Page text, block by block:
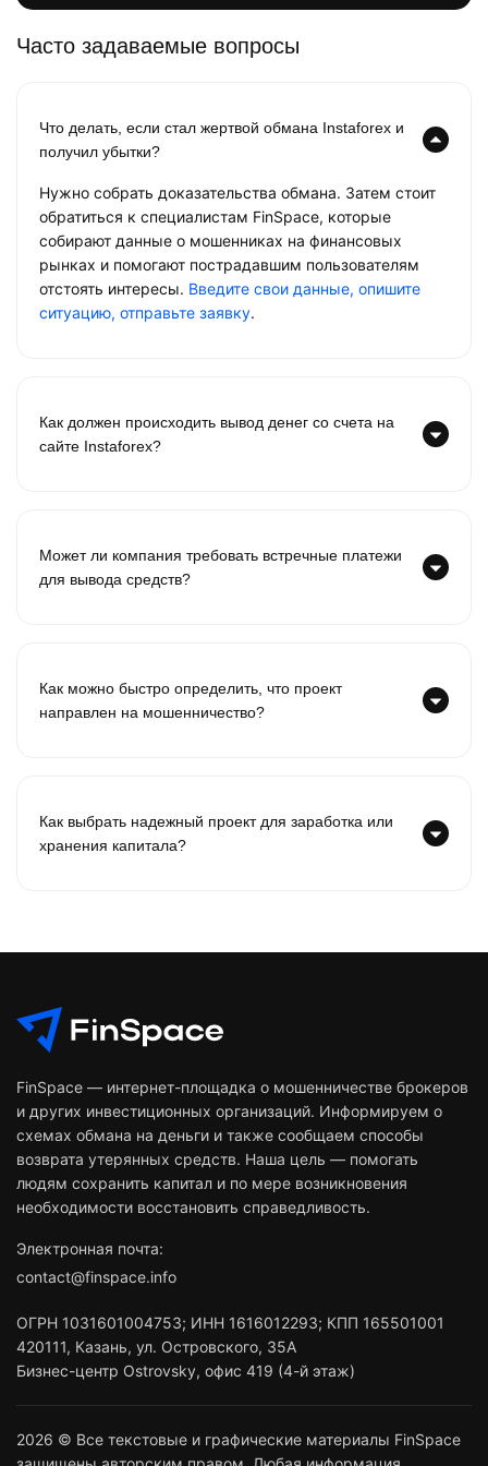
Часто задаваемые вопросы
Что делать, если стал жертвой обмана Instaforex и
получил убытки?
Нужно собрать доказательства обмана. Затем стоит
обратиться к специалистам FinSpace, которые
собирают данные о мошенниках на финансовых
рынках и помогают пострадавшим пользователям
отстоять интересы. Введите свои данные, опишите
ситуацию, отправьте заявку.
Как должен происходить вывод денег со счета на
сайте Instaforex?
Может ли компания требовать встречные платежи
для вывода средств?
Как можно быстро определить, что проект
направлен на мошенничество?
Как выбрать надежный проект для заработка или
хранения капитала?
FinSpace — интернет-площадка о мошенничестве брокеров
и других инвестиционных организаций. Информируем о
схемах обмана на деньги и также сообщаем способы
возврата утерянных средств. Наша цель — помогать
людям сохранить капитал и по мере возникновения
необходимости восстановить справедливость.
Электронная почта:
contact@finspace.info
ОГРН 1031601004753; ИНН 1616012293; КПП 165501001
420111, Казань, ул. Островского, 35А
Бизнес-центр Ostrovsky, офис 419 (4-й этаж)
2026 © Все текстовые и графические материалы FinSpace